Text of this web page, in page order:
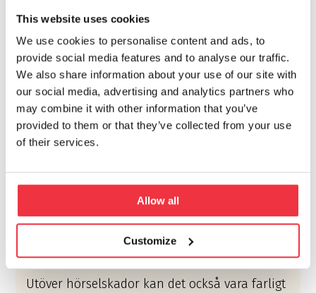
This website uses cookies
We use cookies to personalise content and ads, to
provide social media features and to analyse our traffic.
We also share information about your use of our site with
our social media, advertising and analytics partners who
may combine it with other information that you’ve
provided to them or that they’ve collected from your use
of their services.
Allow all
Customize
Påverkan på arbetsmiljö och
produktivitet
På ett bullrig arbetsplats kan ständigt
bakgrundsbuller och konstanta störningar
göra det svårt att koncentrera sig och utföra
sina uppgifter effektivt. Detta kan leda till
produktionskvalitet och ökad risk för
utbrändhet hos arbetstagarna. I en industriell
miljö, kan buller och konstanta ljudstörningar
orsaka hörselskador på lång sikt.
Utöver hörselskador kan det också vara farligt